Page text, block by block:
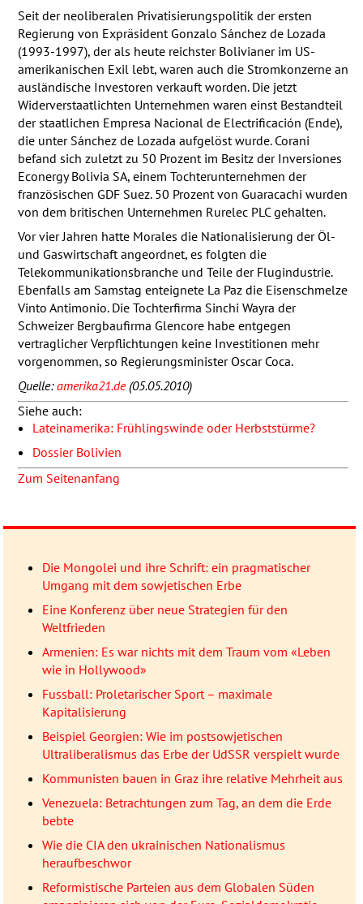
Seit der neoliberalen Privatisierungspolitik der ersten
Regierung von Expräsident Gonzalo Sánchez de Lozada
(1993-1997), der als heute reichster Bolivianer im US-
amerikanischen Exil lebt, waren auch die Stromkonzerne an
ausländische Investoren verkauft worden. Die jetzt
Widerverstaatlichten Unternehmen waren einst Bestandteil
der staatlichen Empresa Nacional de Electrificación (Ende),
die unter Sánchez de Lozada aufgelöst wurde. Corani
befand sich zuletzt zu 50 Prozent im Besitz der Inversiones
Econergy Bolivia SA, einem Tochterunternehmen der
französischen GDFSuez. 50 Prozent von Guaracachi wurden
von dem britischen Unternehmen Rurelec PLCgehalten.
Vor vier Jahren hatte Morales die Nationalisierung der Öl-
und Gaswirtschaft angeordnet, es folgten die
Telekommunikationsbranche und Teile der Flugindustrie.
Ebenfalls am Samstag enteignete La Paz die Eisenschmelze
Vinto Antimonio. Die Tochterfirma Sinchi Wayra der
Schweizer Bergbaufirma Glencore habe entgegen
vertraglicher Verpflichtungen keine Investitionen mehr
vorgenommen, so Regierungsminister Oscar Coca.
Quelle:amerika21.de(05.05.2010)
Siehe auch:
Lateinamerika: Frühlingswinde oder Herbststürme?
Dossier Bolivien
Zum Seitenanfang
Die Mongolei und ihre Schrift: ein pragmatischer
Umgang mit dem sowjetischen Erbe
Eine Konferenz über neue Strategien für den
Weltfrieden
Armenien: Es war nichts mit dem Traum vom «Leben
wie in Hollywood»
Fussball: Proletarischer Sport – maximale
Kapitalisierung
Beispiel Georgien: Wie im postsowjetischen
Ultraliberalismus das Erbe der UdSSR verspielt wurde
Kommunisten bauen in Graz ihre relative Mehrheit aus
Venezuela: Betrachtungen zum Tag, an dem die Erde
bebte
Wie die CIA den ukrainischen Nationalismus
heraufbeschwor
Reformistische Parteien aus dem Globalen Süden